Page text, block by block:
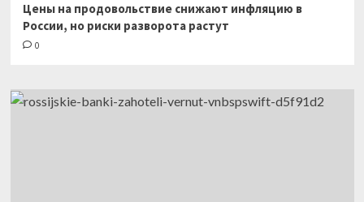
Цены на продовольствие снижают инфляцию в
России, но риски разворота растут
0